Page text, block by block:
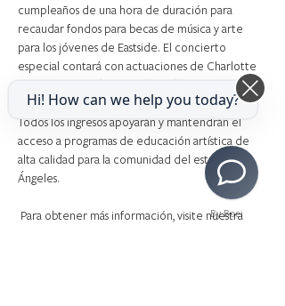
cumpleaños de una hora de duración para
recaudar fondos para becas de música y arte
para los jóvenes de Eastside. El concierto
especial contará con actuaciones de Charlotte
Mary Wen, estudiantes solistas de LAMusArt y una
noche de sentimientos y apoyo compartidos.
Todos los ingresos apoyarán y mantendrán el
acceso a programas de educación artística de
alta calidad para la comunidad del este de Los
Ángeles.
By Boei
Hi! How can we help you today?